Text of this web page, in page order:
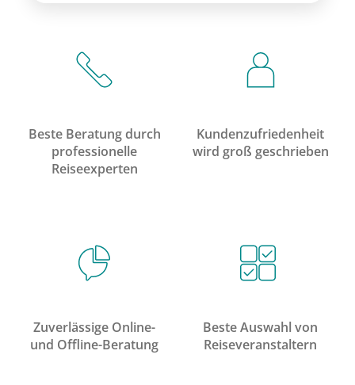
Beste Beratung durch
professionelle
Reiseexperten
Kundenzufriedenheit
wird groß geschrieben
Zuverlässige Online-
und Offline-Beratung
Beste Auswahl von
Reiseveranstaltern